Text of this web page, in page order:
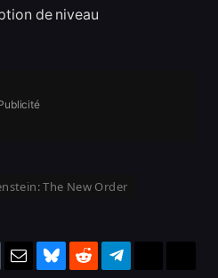
de niveau
The New Order
EmailBlueskyRedditTelegram